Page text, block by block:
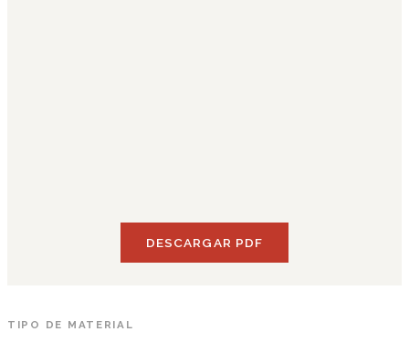
DESCARGAR PDF
TIPO DE MATERIAL